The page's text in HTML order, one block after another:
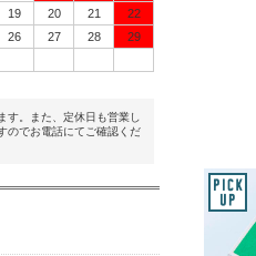
19 20 21
22
26 27 28
29
す。また、定休日も営業し
のでお電話にてご確認くだ